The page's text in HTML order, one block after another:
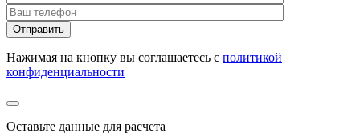
Нажимая на кнопку вы соглашаетесь с политикой
конфиденциальности
Оставьте данные для расчета